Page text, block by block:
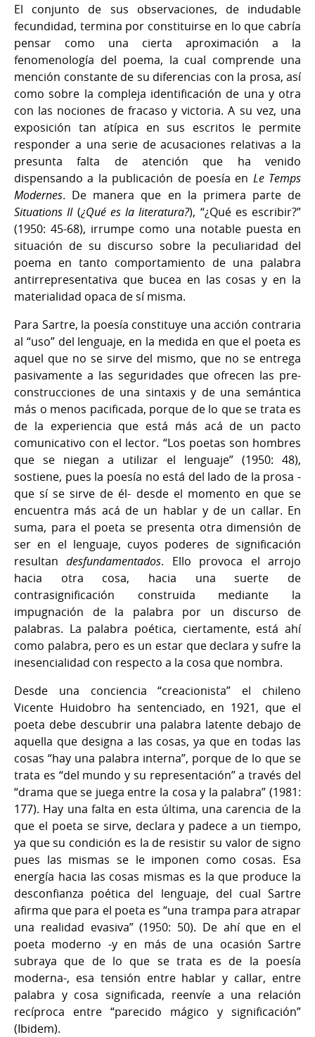
El conjunto de sus observaciones, de indudable
fecundidad, termina por constituirse en lo que cabría
pensar como una cierta aproximación a la
fenomenología del poema, la cual comprende una
mención constante de su diferencias con la prosa, así
como sobre la compleja identificación de una y otra
con las nociones de fracaso y victoria. A su vez, una
exposición tan atípica en sus escritos le permite
responder a una serie de acusaciones relativas a la
presunta falta de atención que ha venido
dispensando a la publicación de poesía en Le Temps
Modernes. De manera que en la primera parte de
Situations II (¿Qué es la literatura?), “¿Qué es escribir?”
(1950: 45-68), irrumpe como una notable puesta en
situación de su discurso sobre la peculiaridad del
poema en tanto comportamiento de una palabra
antirrepresentativa que bucea en las cosas y en la
materialidad opaca de sí misma.
Para Sartre, la poesía constituye una acción contraria
al “uso” del lenguaje, en la medida en que el poeta es
aquel que no se sirve del mismo, que no se entrega
pasivamente a las seguridades que ofrecen las pre-
construcciones de una sintaxis y de una semántica
más o menos pacificada, porque de lo que se trata es
de la experiencia que está más acá de un pacto
comunicativo con el lector. “Los poetas son hombres
que se niegan a utilizar el lenguaje” (1950: 48),
sostiene, pues la poesía no está del lado de la prosa -
que sí se sirve de él- desde el momento en que se
encuentra más acá de un hablar y de un callar. En
suma, para el poeta se presenta otra dimensión de
ser en el lenguaje, cuyos poderes de significación
resultandesfundamentados. Ello provoca el arrojo
hacia otra cosa, hacia una suerte de
contrasignificación construida mediante la
impugnación de la palabra por un discurso de
palabras. La palabra poética, ciertamente, está ahí
como palabra, pero es un estar que declara y sufre la
inesencialidad con respecto a la cosa que nombra.
Desde una conciencia “creacionista” el chileno
Vicente Huidobro ha sentenciado, en 1921, que el
poeta debe descubrir una palabra latente debajo de
aquella que designa a las cosas, ya que en todas las
cosas “hay una palabra interna”, porque de lo que se
trata es “del mundo y su representación” a través del
“drama que se juega entre la cosa y la palabra” (1981:
177). Hay una falta en esta última, una carencia de la
que el poeta se sirve, declara y padece a un tiempo,
ya que su condición es la de resistir su valor de signo
pues las mismas se le imponen como cosas. Esa
energía hacia las cosas mismas es la que produce la
desconfianza poética del lenguaje, del cual Sartre
afirma que para el poeta es “una trampa para atrapar
una realidad evasiva” (1950: 50). De ahí que en el
poeta moderno -y en más de una ocasión Sartre
subraya que de lo que se trata es de la poesía
moderna-, esa tensión entre hablar y callar, entre
palabra y cosa significada, reenvíe a una relación
recíproca entre “parecido mágico y significación”
(Ibidem).